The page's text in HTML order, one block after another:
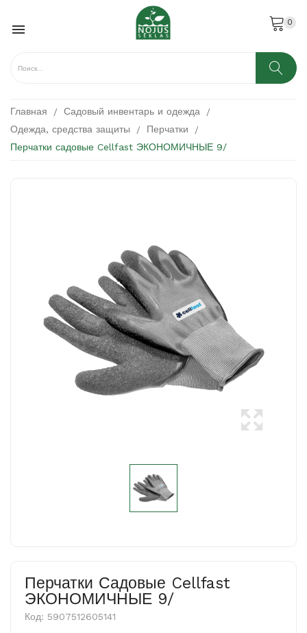
 0
Главная
Садовый инвентарь и одежда
Одежда, средства защиты
Перчатки
Перчатки садовые Cellfast ЭКОНОМИЧНЫЕ 9/
Перчатки Садовые Cellfast
ЭКОНОМИЧНЫЕ 9/
Код: 5907512605141